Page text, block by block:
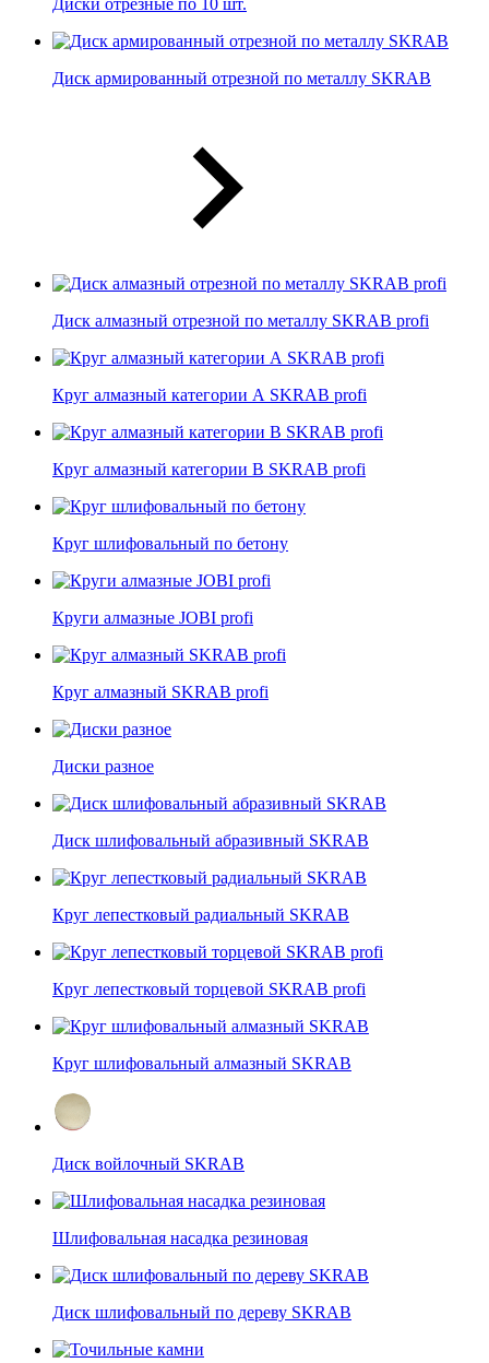
Диски отрезные по 10 шт.
Диск армированный отрезной по металлу SKRAB
Диск алмазный отрезной по металлу SKRAB profi
Круг алмазный категории А SKRAB profi
Круг алмазный категории В SKRAB profi
Круг шлифовальный по бетону
Круги алмазные JOBI profi
Круг алмазный SKRAB profi
Диски разное
Диск шлифовальный абразивный SKRAB
Круг лепестковый радиальный SKRAB
Круг лепестковый торцевой SKRAB profi
Круг шлифовальный алмазный SKRAB
Диск войлочный SKRAB
Шлифовальная насадка резиновая
Диск шлифовальный по дереву SKRAB